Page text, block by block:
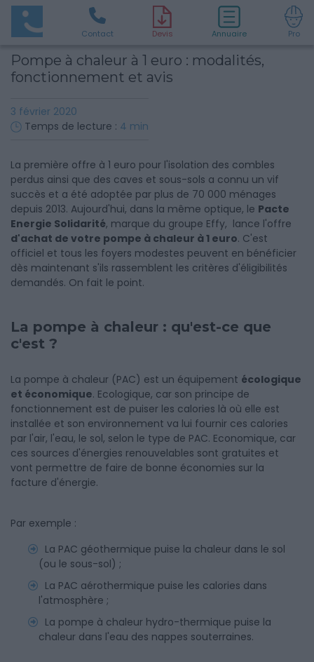
Contact Devis Annuaire Pro
Pompe à chaleur à 1 euro : modalités,
fonctionnement et avis
3 février 2020
Temps de lecture : 4 min
La première offre à 1 euro pour l'isolation des combles
perdus ainsi que des caves et sous-sols a connu un vif
succès et a été adoptée par plus de 70 000 ménages
depuis 2013. Aujourd'hui, dans la même optique, le Pacte
Energie Solidarité, marque du groupe Effy, lance l'offre
d'achat de votre pompe à chaleur à 1 euro. C'est
officiel et tous les foyers modestes peuvent en bénéficier
dès maintenant s'ils rassemblent les critères d'éligibilités
demandés. On fait le point.
La pompe à chaleur : qu'est-ce que
c'est ?
La pompe à chaleur (PAC) est un équipement écologique
et économique. Ecologique, car son principe de
fonctionnement est de puiser les calories là où elle est
installée et son environnement va lui fournir ces calories
par l'air, l'eau, le sol, selon le type de PAC. Economique, car
ces sources d'énergies renouvelables sont gratuites et
vont permettre de faire de bonne économies sur la
facture d'énergie.
Par exemple :
La PAC géothermique puise la chaleur dans le sol
(ou le sous-sol) ;
La PAC aérothermique puise les calories dans
l'atmosphère ;
La pompe à chaleur hydro-thermique puise la
chaleur dans l'eau des nappes souterraines.